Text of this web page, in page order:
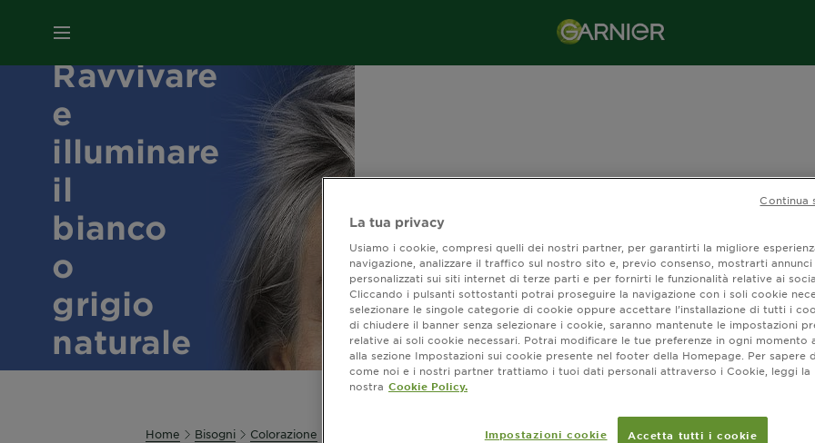
MENU
Ravvivare
e
illuminare
il
bianco
o
grigio
naturale
Home Bisogni Colorazione Ravvivare e illuminare il bianco o il grigio naturale
La tua privacy
Usiamo i cookie, compresi quelli dei nostri partner, per garantirti la migliore
navigazione, analizzare il traffico sul nostro sito e, previo consenso, mostrarti annunci
personalizzati sui siti internet di terze parti e per fornirti le funzionalità relative ai
Cliccando i pulsanti sottostanti potrai proseguire la navigazione con i soli cookie
selezionare le singole categorie di cookie oppure accettare l’installazione di tutti i
di chiudere il banner senza selezionare i cookie, saranno mantenute le impostazioni
relative ai soli cookie necessari. Potrai modificare le tue preferenze in ogni momento
alla sezione Impostazioni sui cookie presente nel footer della Homepage. Per sapere
come noi e i nostri partner trattiamo i tuoi dati personali attraverso i Cookie, leggi la
nostra Cookie Policy.
Impostazioni cookie Accetta tutti i cookie
Continua